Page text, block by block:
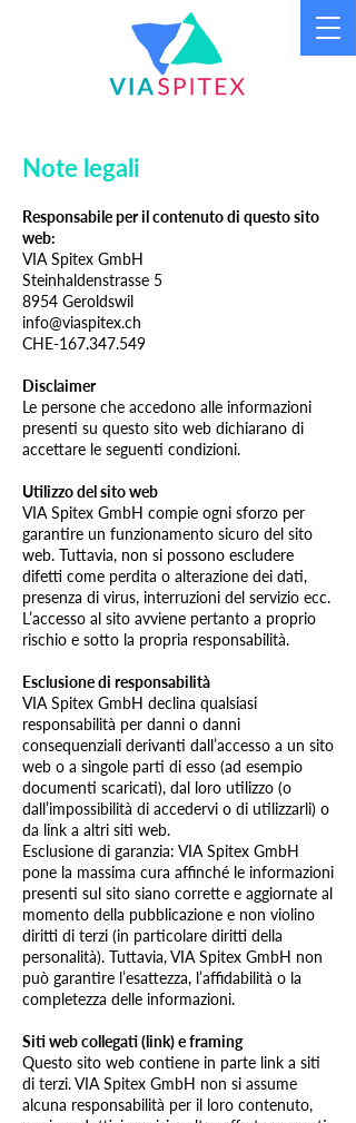
Note legali
Responsabile per il contenuto di questo sito
web:
VIA Spitex GmbH
Steinhaldenstrasse 5
8954 Geroldswil
info@viaspitex.ch
CHE-167.347.549
Disclaimer
Le persone che accedono alle informazioni
presenti su questo sito web dichiarano di
accettare le seguenti condizioni.
Utilizzo del sito web
VIA Spitex GmbH compie ogni sforzo per
garantire un funzionamento sicuro del sito
web. Tuttavia, non si possono escludere
difetti come perdita o alterazione dei dati,
presenza di virus, interruzioni del servizio ecc.
L’accesso al sito avviene pertanto a proprio
rischio e sotto la propria responsabilità.
Esclusione di responsabilità
VIA Spitex GmbH declina qualsiasi
responsabilità per danni o danni
consequenziali derivanti dall’accesso a un sito
web o a singole parti di esso (ad esempio
documenti scaricati), dal loro utilizzo (o
dall’impossibilità di accedervi o di utilizzarli) o
da link a altri siti web.
Esclusione di garanzia: VIA Spitex GmbH
pone la massima cura affinché le informazioni
presenti sul sito siano corrette e aggiornate al
momento della pubblicazione e non violino
diritti di terzi (in particolare diritti della
personalità). Tuttavia, VIA Spitex GmbH non
può garantire l’esattezza, l’affidabilità o la
completezza delle informazioni.
Siti web collegati (link) e framing
Questo sito web contiene in parte link a siti
di terzi. VIA Spitex GmbH non si assume
alcuna responsabilità per il loro contenuto,